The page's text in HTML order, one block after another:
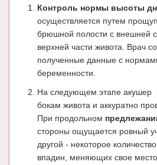
Контроль нормы высоты
осуществляется путем
брюшной полости с внешней
верхней части живота. Врач
полученные данные с
беременности.
На следующем этапе акушер
бокам живота и аккуратно
При продольном
стороны ощущается ровный
другой - некоторое
впадин, меняющих свое